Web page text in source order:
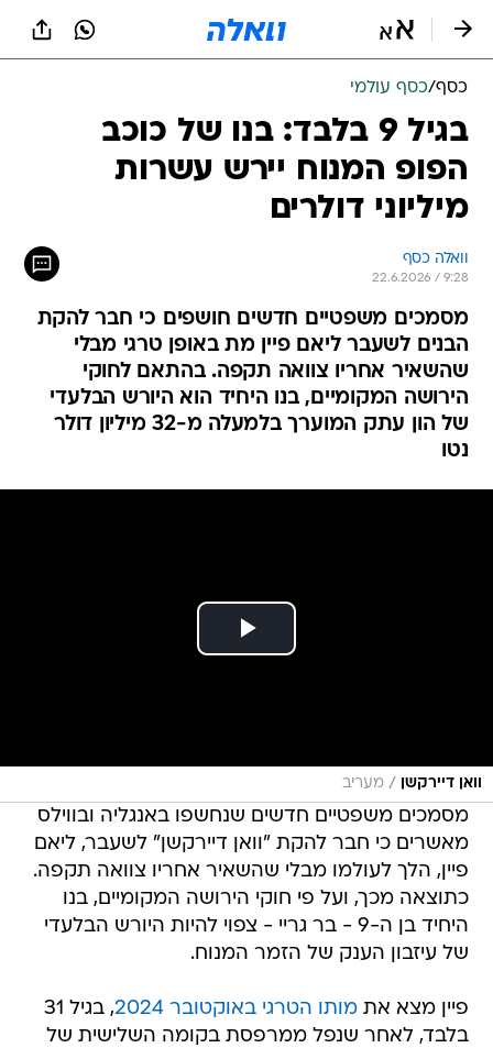
כסף/כסף עולמי
בגיל 9 בלבד: בנו של כוכב
הפופ המנוח יירש עשרות
מיליוני דולרים
וואלה כסף
22.6.2026 / 9:28
מסמכים משפטיים חדשים חושפים כי חבר להקת
הבנים לשעבר ליאם פיין מת באופן טרגי מבלי
שהשאיר אחריו צוואה תקפה. בהתאם לחוקי
הירושה המקומיים, בנו היחיד הוא היורש הבלעדי
של הון עתק המוערך בלמעלה מ-32 מיליון דולר
נטו
וואן דיירקשן / מעריב
מסמכים משפטיים חדשים שנחשפו באנגליה ובווילס
מאשרים כי חבר להקת "וואן דיירקשן" לשעבר, ליאם
פיין, הלך לעולמו מבלי שהשאיר אחריו צוואה תקפה.
כתוצאה מכך, ועל פי חוקי הירושה המקומיים, בנו
היחיד בן ה-9 - בר גריי - צפוי להיות היורש הבלעדי
של עיזבון הענק של הזמר המנוח.
פיין מצא אתמותו הטרגי באוקטובר 2024
, בגיל 31
בלבד, לאחר שנפל ממרפסת בקומה השלישית של